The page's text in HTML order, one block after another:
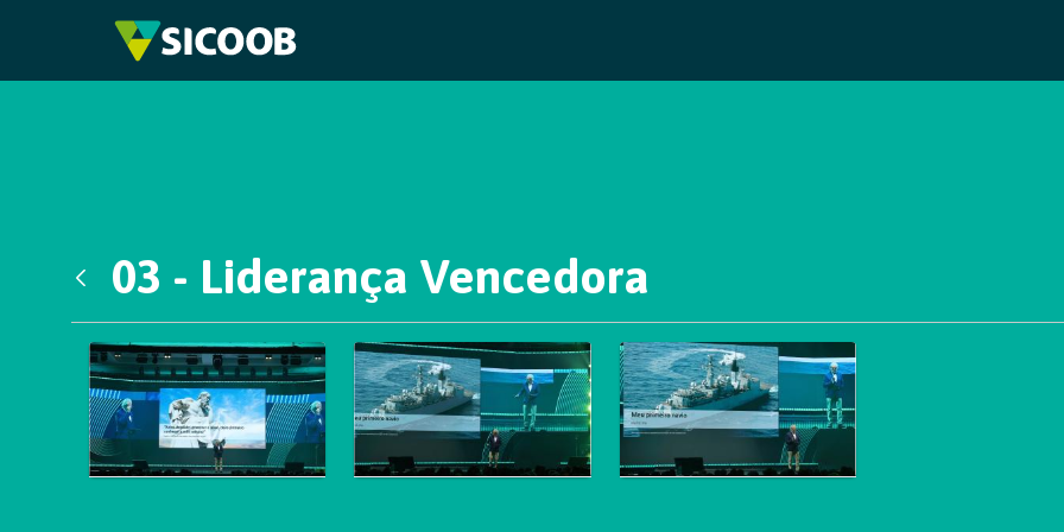
Pular para o Conteúdo principal
03 - Liderança Vencedora
Galeria de Mídias